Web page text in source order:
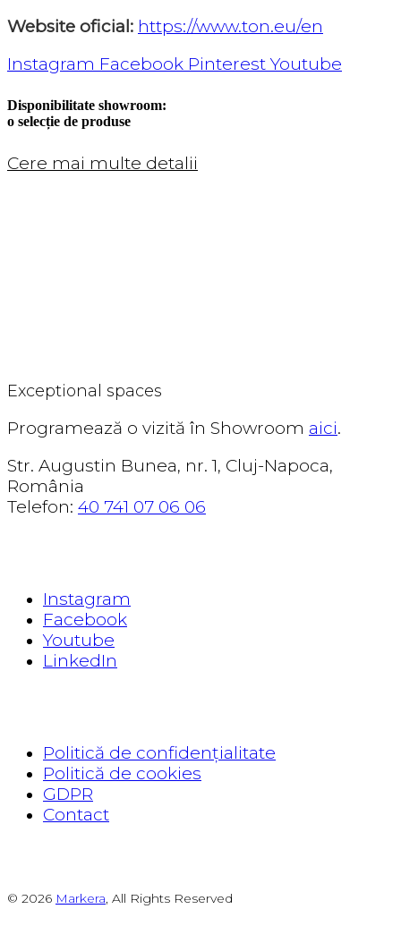
Website oficial: https://www.ton.eu/en
Instagram Facebook Pinterest Youtube
Disponibilitate showroom:
o selecție de produse
Cere mai multe detalii
Exceptional spaces
Programează o vizită în Showroom aici.
Str. Augustin Bunea, nr. 1, Cluj-Napoca,
România
Telefon: 40 741 07 06 06
Instagram
Facebook
Youtube
LinkedIn
Politică de confidențialitate
Politică de cookies
GDPR
Contact
© 2026 Markera, All Rights Reserved